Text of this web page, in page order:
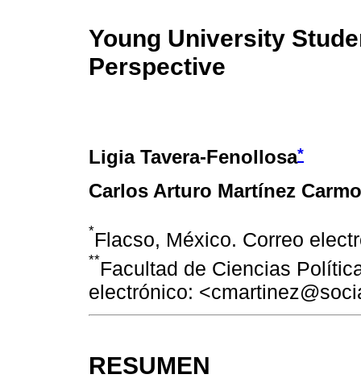
Young University
Perspective
Ligia Tavera-Fenollosa*
Carlos Arturo Martínez
*Flacso, México. Correo
**Facultad de Ciencias
electrónico:
RESUMEN